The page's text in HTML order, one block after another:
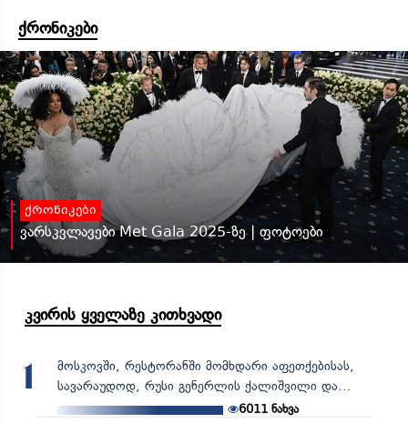
ქრონიკები
ქრონიკები
ვარსკვლავები Met Gala 2025-ზე | ფოტოები
კვირის ყველაზე კითხვადი
1
მოსკოვში, რესტორანში მომხდარი აფეთქებისას,
სავარაუდოდ, რუსი გენერლის ქალიშვილი და...
6011 ნახვა